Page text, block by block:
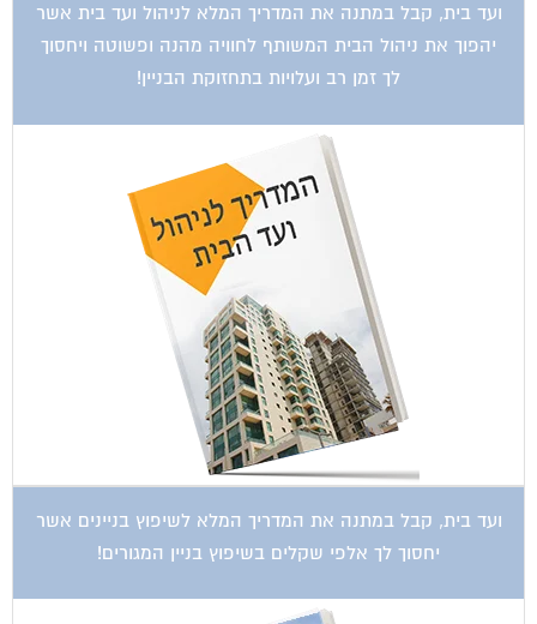
ועד בית, קבל במתנה את המדריך המלא לניהול ועד בית אשר
יהפוך את ניהול הבית המשותף לחוויה מהנה ופשוטה ויחסוך
לך זמן רב ועלויות בתחזוקת הבניין!
ועד בית, קבל במתנה את המדריך המלא לשיפוץ בניינים אשר
יחסוך לך אלפי שקלים בשיפוץ בניין המגורים!